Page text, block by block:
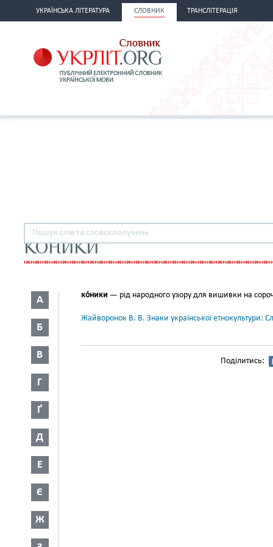
УКРАЇНСЬКА ЛІТЕРАТУРА СЛОВНИК ТРАНСЛІТЕРАЦІЯ
КОНИКИ
А
Б
В
Г
Ґ
Д
Е
Є
Ж
ко́ники — рід народного узору для вишивки на
Жайворонок В. В. Знаки української етнокультури:
Поділитись: